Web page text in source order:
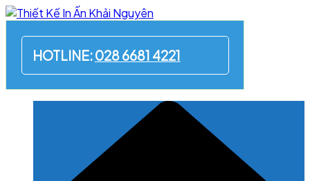
Skip
content
HOTLINE:028 6681 4221